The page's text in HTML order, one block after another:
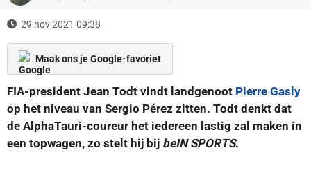
29 nov 2021 09:38
Maak ons je Google-favoriet
FIA-president Jean Todt vindt landgenoot Pierre Gasly
op het niveau van Sergio Pérez zitten. Todt denkt dat
de AlphaTauri-coureur het iedereen lastig zal maken in
een topwagen, zo stelt hij bij beIN SPORTS.